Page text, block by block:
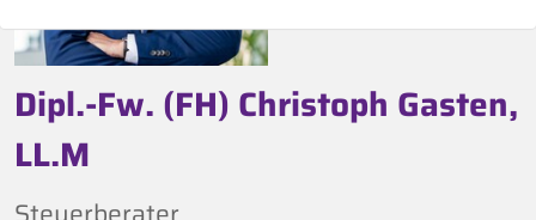
Dipl.-Fw. (FH) Christoph Gasten,
LL.M